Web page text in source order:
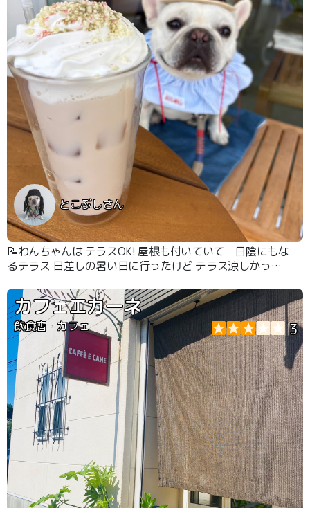
とこぶしさん
📝わんちゃんは テラスOK! 屋根も付いていて 日陰にもな
るテラス 日差しの暑い日に行ったけど テラス涼しかった
カフェエカーネ
飲食店・カフェ 3